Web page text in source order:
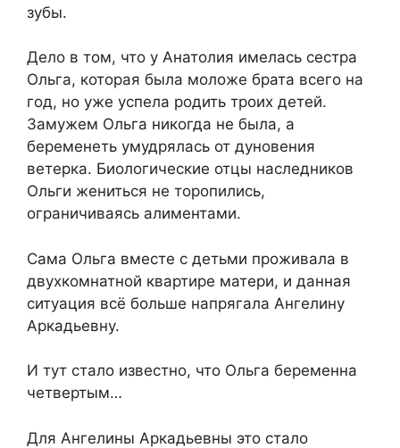
зубы.
Дело в том, что у Анатолия имелась сестра
Ольга, которая была моложе брата всего на
год, но уже успела родить троих детей.
Замужем Ольга никогда не была, а
беременеть умудрялась от дуновения
ветерка. Биологические отцы наследников
Ольги жениться не торопились,
ограничиваясь алиментами.
Сама Ольга вместе с детьми проживала в
двухкомнатной квартире матери, и данная
ситуация всё больше напрягала Ангелину
Аркадьевну.
И тут стало известно, что Ольга беременна
четвертым…
Для Ангелины Аркадьевны это стало